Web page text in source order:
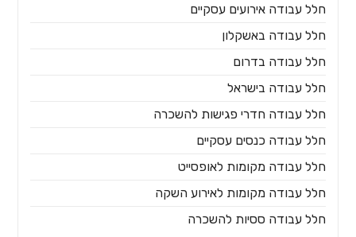
חלל עבודה אירועים עסקיים
חלל עבודה באשקלון
חלל עבודה בדרום
חלל עבודה בישראל
חלל עבודה חדרי פגישות להשכרה
חלל עבודה כנסים עסקיים
חלל עבודה מקומות לאופסייט
חלל עבודה מקומות לאירוע השקה
חלל עבודה ססיות להשכרה